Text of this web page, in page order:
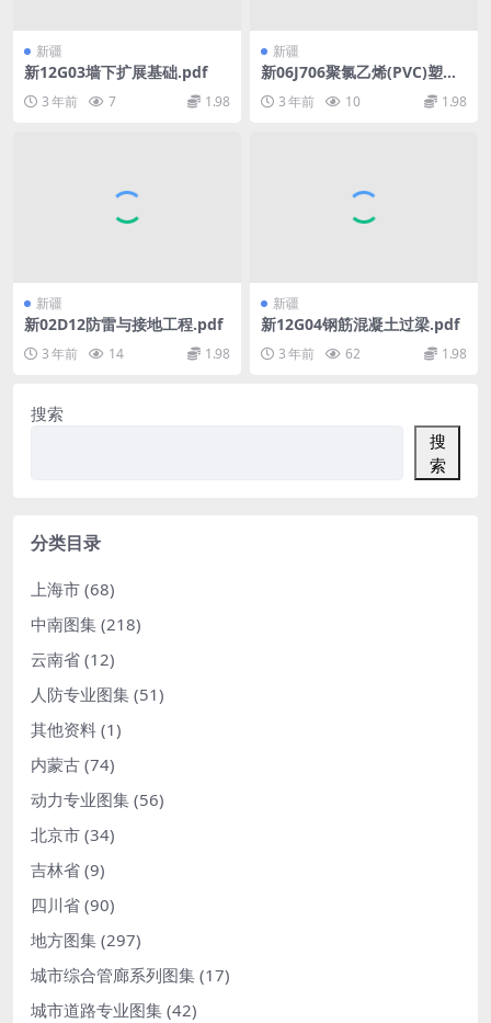
新疆
新12G03墙下扩展基础.pdf
3 年前 7 1.98
新疆
新06J706聚氯乙烯(PVC)塑钢
3 年前 10 1.98
新疆
新02D12防雷与接地工程.pdf
3 年前 14 1.98
新疆
新12G04钢筋混凝土过梁.pdf
3 年前 62 1.98
搜索
搜
索
分类目录
上海市 (68)
中南图集 (218)
云南省 (12)
人防专业图集 (51)
其他资料 (1)
内蒙古 (74)
动力专业图集 (56)
北京市 (34)
吉林省 (9)
四川省 (90)
地方图集 (297)
城市综合管廊系列图集 (17)
城市道路专业图集 (42)